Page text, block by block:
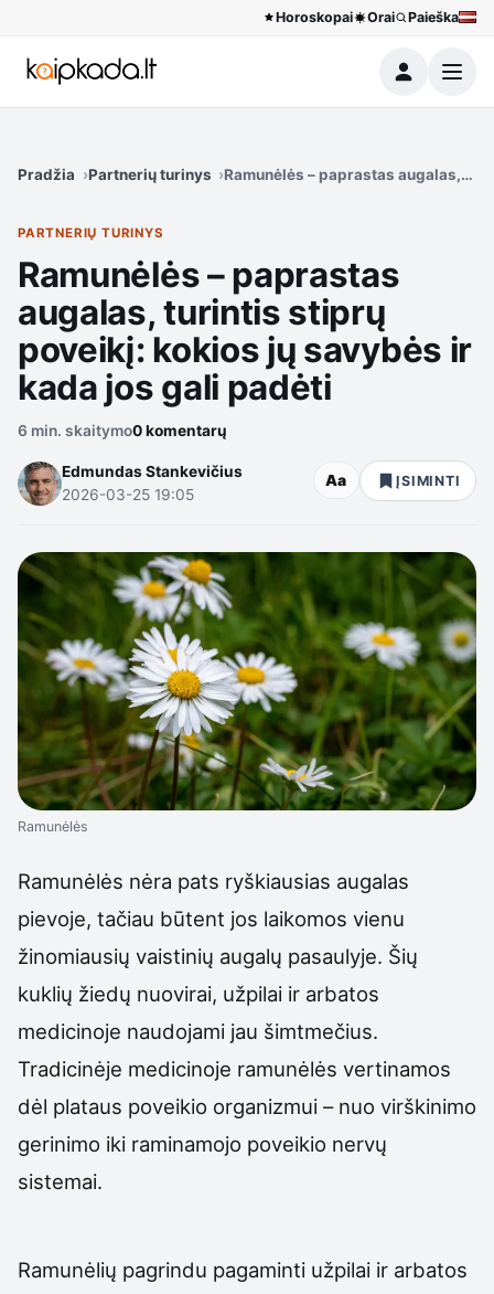
Horoskopai Orai Paieška
Meniu
Pradžia Partnerių turinys Ramunėlės – paprastas augalas,
PARTNERIŲ TURINYS
Ramunėlės – paprastas
augalas, turintis stiprų
poveikį: kokios jų savybės ir
kada jos gali padėti
6 min. skaitymo0 komentarų
Edmundas Stankevičius
2026-03-25 19:05
Aa ĮSIMINTI
Ramunėlės
Ramunėlės nėra pats ryškiausias augalas
pievoje, tačiau būtent jos laikomos vienu
žinomiausių vaistinių augalų pasaulyje. Šių
kuklių žiedų nuovirai, užpilai ir arbatos
medicinoje naudojami jau šimtmečius.
Tradicinėje medicinoje ramunėlės vertinamos
dėl plataus poveikio organizmui – nuo virškinimo
gerinimo iki raminamojo poveikio nervų
sistemai.
Ramunėlių pagrindu pagaminti užpilai ir arbatos